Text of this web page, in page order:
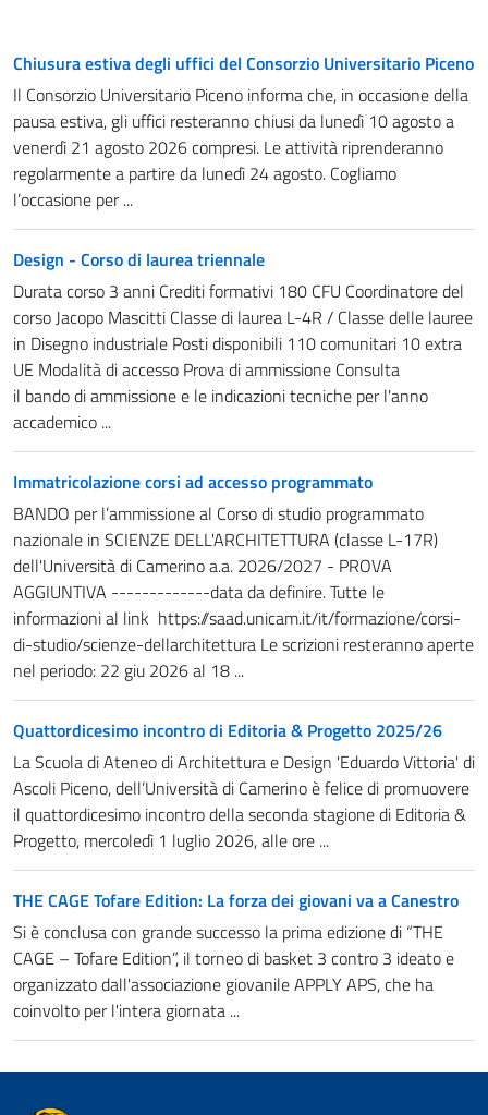
Chiusura estiva degli uffici del Consorzio Universitario Piceno
Il Consorzio Universitario Piceno informa che, in occasione della
pausa estiva, gli uffici resteranno chiusi da lunedì 10 agosto a
venerdì 21 agosto 2026 compresi. Le attività riprenderanno
regolarmente a partire da lunedì 24 agosto. Cogliamo
l’occasione per ...
Design - Corso di laurea triennale
Durata corso 3 anni Crediti formativi 180 CFU Coordinatore del
corso Jacopo Mascitti Classe di laurea L-4R / Classe delle lauree
in Disegno industriale Posti disponibili 110 comunitari 10 extra
UE Modalità di accesso Prova di ammissione Consulta
il bando di ammissione e le indicazioni tecniche per l'anno
accademico ...
Immatricolazione corsi ad accesso programmato
BANDO per l’ammissione al Corso di studio programmato
nazionale in SCIENZE DELL'ARCHITETTURA (classe L-17R)
dell'Università di Camerino a.a. 2026/2027 - PROVA
AGGIUNTIVA -------------data da definire. Tutte le
informazioni al link https://saad.unicam.it/it/formazione/corsi-
di-studio/scienze-dellarchitettura Le scrizioni resteranno aperte
nel periodo: 22 giu 2026 al 18 ...
Quattordicesimo incontro di Editoria & Progetto 2025/26
La Scuola di Ateneo di Architettura e Design 'Eduardo Vittoria' di
Ascoli Piceno, dell’Università di Camerino è felice di promuovere
il quattordicesimo incontro della seconda stagione di Editoria &
Progetto, mercoledì 1 luglio 2026, alle ore ...
THE CAGE Tofare Edition: La forza dei giovani va a Canestro
Si è conclusa con grande successo la prima edizione di “THE
CAGE – Tofare Edition”, il torneo di basket 3 contro 3 ideato e
organizzato dall'associazione giovanile APPLY APS, che ha
coinvolto per l'intera giornata ...